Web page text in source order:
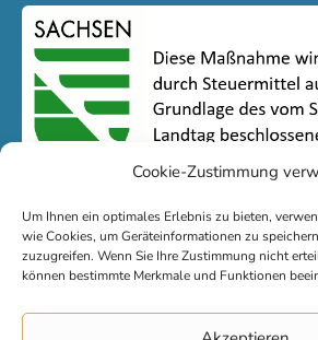
Cookie-Zustimmung
Um Ihnen ein optimales Erlebnis zu bieten,
wie Cookies, um Geräteinformationen zu
zuzugreifen. Wenn Sie Ihre Zustimmung nicht
können bestimmte Merkmale und Funktionen
Kontakt